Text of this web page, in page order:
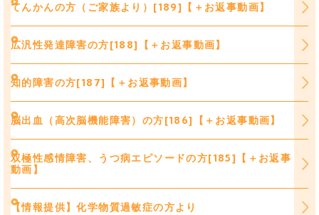
てんかんの方（ご家族より）[189]【＋お返事動画】
広汎性発達障害の方[188]【＋お返事動画】
知的障害の方[187]【＋お返事動画】
脳出血（高次脳機能障害）の方[186]【＋お返事動画】
双極性感情障害、うつ病エピソードの方[185]【＋お返事
動画】
【情報提供】化学物質過敏症の方より